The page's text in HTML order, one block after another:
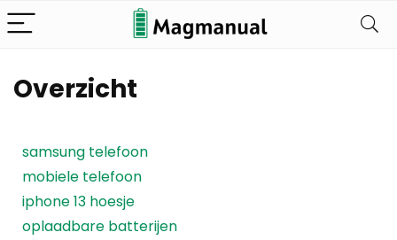
Overzicht
samsung telefoon
mobiele telefoon
iphone 13 hoesje
oplaadbare batterijen